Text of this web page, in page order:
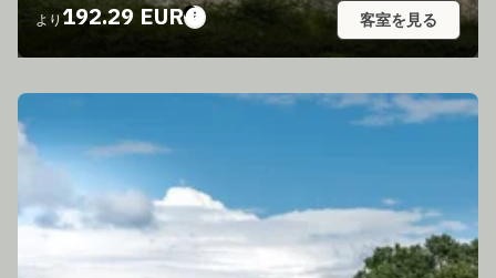
より 192.29 EUR 客室を見る